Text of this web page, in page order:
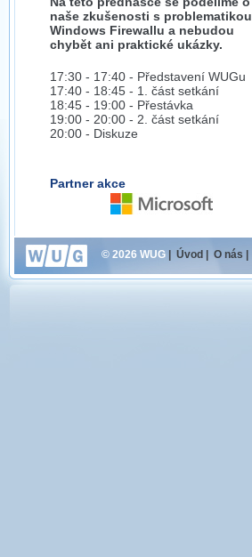
naše zkušenosti s problematikou
Windows Firewallu a nebudou
chybět ani praktické ukázky.
17:30 - 17:40 - Představení WUGu
17:40 - 18:45 - 1. část setkání
18:45 - 19:00 - Přestávka
19:00 - 20:00 - 2. část setkání
20:00 - Diskuze
Partner akce
© 2026 WUG Úvod O nás